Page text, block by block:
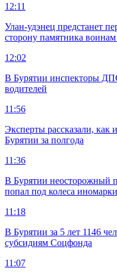
12:11
Улан-удэнец предстанет
сторону памятника
12:02
В Бурятии инспекторы
водителей
11:56
Эксперты рассказали, как
Бурятии за полгода
11:36
В Бурятии неосторожный
попал под колеса иномарки
11:18
В Бурятии за 5 лет 1146
субсидиям Соцфонда
11:07